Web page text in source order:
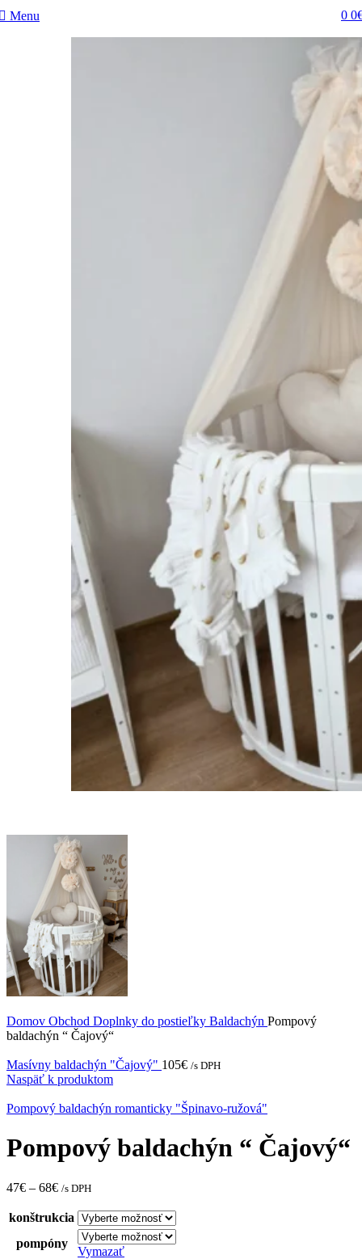
Menu 0 0
Domov Obchod Doplnky do postieľky Baldachýn Pompový
baldachýn “ Čajový“
Masívny baldachýn "Čajový" 105€ /s DPH
Naspäť k produktom
Pompový baldachýn romanticky "Špinavo-ružová"
Pompový baldachýn “ Čajový“
47€ – 68€ /s DPH
konštrukcia
pompóny
Vymazať